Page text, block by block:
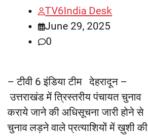
TV6India Desk
June 29, 2025
0
– टीवी 6 इंडिया टीम देहरादून –
उत्तराखंड में त्रिस्तरीय पंचायत चुनाव
कराये जाने की अधिसूचना जारी होने से
चुनाव लड़ने वाले प्रत्याशियों में ख़ुशी की